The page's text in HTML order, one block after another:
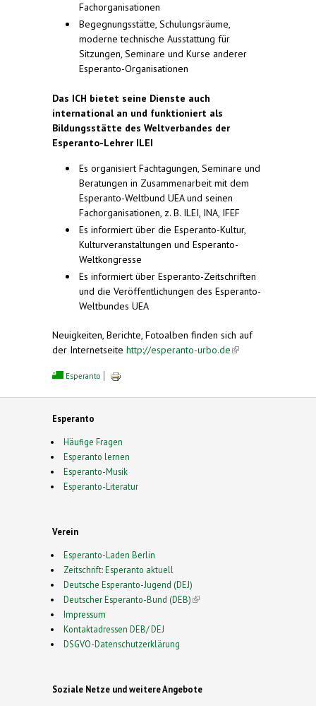
Fachorganisationen
Begegnungsstätte, Schulungsräume,
moderne technische Ausstattung für
Sitzungen, Seminare und Kurse anderer
Esperanto-Organisationen
Das ICH bietet seine Dienste auch
international an und funktioniert als
Bildungsstätte des Weltverbandes der
Esperanto-Lehrer ILEI
Es organisiert Fachtagungen, Seminare und
Beratungen in Zusammenarbeit mit dem
Esperanto-Weltbund UEA und seinen
Fachorganisationen, z. B. ILEI, INA, IFEF
Es informiert über die Esperanto-Kultur,
Kulturveranstaltungen und Esperanto-
Weltkongresse
Es informiert über Esperanto-Zeitschriften
und die Veröffentlichungen des Esperanto-
Weltbundes UEA
Neuigkeiten, Berichte, Fotoalben finden sich auf
der Internetseite http://esperanto-urbo.de(link is
Esperanto
Esperanto
Häufige Fragen
Esperanto lernen
Esperanto-Musik
Esperanto-Literatur
Verein
Esperanto-Laden Berlin
Zeitschrift: Esperanto aktuell
Deutsche Esperanto-Jugend (DEJ)
Deutscher Esperanto-Bund (DEB)(link is external)
Impressum
Kontaktadressen DEB/ DEJ
DSGVO-Datenschutzerklärung
Soziale Netze und weitere Angebote